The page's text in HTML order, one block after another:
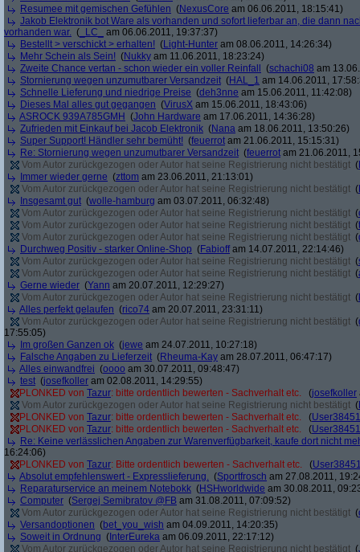
Resumee mit gemischen Gefühlen (NexusCore am 06.06.2011, 18:15:41)
Jakob Elektronik bot Ware als vorhanden und sofort lieferbar an, die dann
vorhanden war. ( _LC_
am 06.06.2011, 19:37:37)
Bestellt > verschickt > erhalten! (Light-Hunter am 08.06.2011, 14:26:34)
Mehr Schein als Sein! (Nukky am 11.06.2011, 18:23:24)
Zweite Chance vertan - schon wieder ein voller Reinfall
(schachi08 am
Stornierung wegen unzumutbarer Versandzeit (HAL_1 am 14.06.2011,
Schnelle Lieferung und niedrige Preise (deh3nne am 15.06.2011, 11:42:08)
Dieses Mal alles gut gegangen (VirusX am 15.06.2011, 18:43:06)
ASROCK 939A785GMH (John Hardware am 17.06.2011, 14:36:28)
Zufrieden mit Einkauf bei Jacob Elektronik (Nana am 18.06.2011, 13:50:26)
Super Support! Händler sehr bemüht! (feuerrot am 21.06.2011, 15:15:31)
Re: Stornierung wegen unzumutbarer Versandzeit (feuerrot am 21.06.2011,
Vom Autor zurückgezogen oder Autor hat seine Registrierung nicht bestätigt (
Immer wieder gerne (zttom am 23.06.2011, 21:13:01)
Vom Autor zurückgezogen oder Autor hat seine Registrierung nicht bestätigt (
Insgesamt gut (wolle-hamburg am 03.07.2011, 06:32:48)
Vom Autor zurückgezogen oder Autor hat seine Registrierung nicht bestätigt (
Vom Autor zurückgezogen oder Autor hat seine Registrierung nicht bestätigt (
Vom Autor zurückgezogen oder Autor hat seine Registrierung nicht bestätigt (
Durchweg Positiv - starker Online-Shop (Fabioffam 14.07.2011, 22:14:46)
Vom Autor zurückgezogen oder Autor hat seine Registrierung nicht bestätigt (
Vom Autor zurückgezogen oder Autor hat seine Registrierung nicht bestätigt (
Gerne wieder (Yann am 20.07.2011, 12:29:27)
Vom Autor zurückgezogen oder Autor hat seine Registrierung nicht bestätigt (
Alles perfekt gelaufen (rico74 am 20.07.2011, 23:31:11)
Vom Autor zurückgezogen oder Autor hat seine Registrierung nicht bestätigt (
17:55:05)
Im großen Ganzen ok (jewe am 24.07.2011, 10:27:18)
Falsche Angaben zu Lieferzeit (Rheuma-Kay am 28.07.2011, 06:47:17)
Alles einwandfrei (oooo am 30.07.2011, 09:48:47)
test (josefkoller am 02.08.2011, 14:29:55)
PLONKED von Tazur: bitte ordentlich bewerten - Sachverhalt etc. (josefkoller
Vom Autor zurückgezogen oder Autor hat seine Registrierung nicht bestätigt (
PLONKED von Tazur: bitte ordentlich bewerten - Sachverhalt etc. (
PLONKED von Tazur: bitte ordentlich bewerten - Sachverhalt etc. (
Re: Keine verlässlichen Angaben zur Warenverfügbarkeit, kaufe dort nicht
16:24:06)
PLONKED von Tazur: Bitte ordentlich bewerten - Sachverhalt etc. (
Absolut empfehlenswert - Expresslieferung. (Sportfrosch am 27.08.2011,
Reparaturservice an meinem Notebokk (HSHworldwide am 30.08.2011,
Computer (Sergej Semibratov @FB am 31.08.2011, 07:09:52)
Vom Autor zurückgezogen oder Autor hat seine Registrierung nicht bestätigt (
Versandoptionen (bet_you_wish am 04.09.2011, 14:20:35)
Soweit in Ordnung ( InterEureka am 06.09.2011, 22:17:12)
Vom Autor zurückgezogen oder Autor hat seine Registrierung nicht bestätigt (